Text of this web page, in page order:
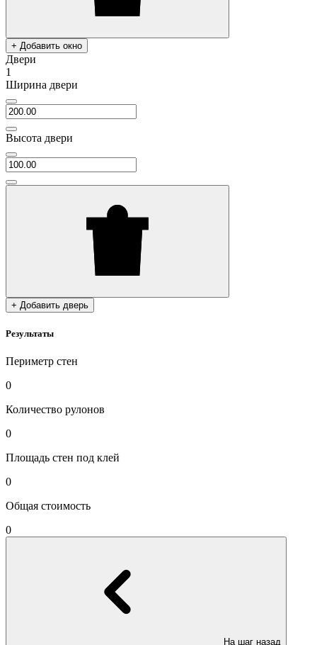
+ Добавить окно
Двери
1
Ширина двери
Высота двери
+ Добавить дверь
Результаты
Периметр стен
0
Количество рулонов
0
Площадь стен под клей
0
Общая стоимость
0
На шаг назад